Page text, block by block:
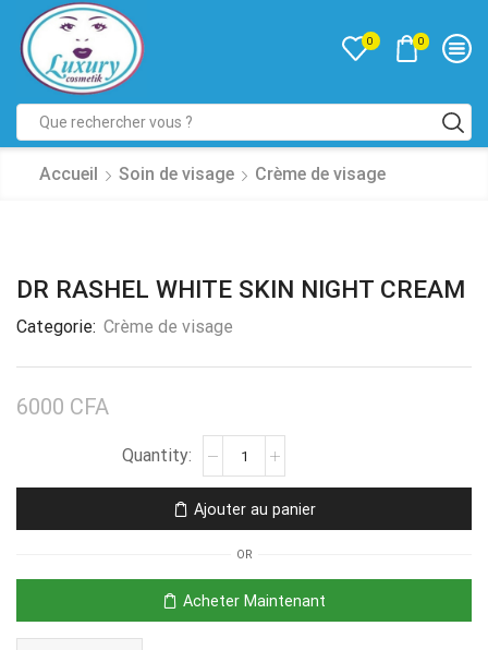
0 0
Accueil Soin de visage Crème de visage
DR RASHEL WHITE SKIN NIGHT CREAM
Categorie: Crème de visage
6000 CFA
Ajouter au panier
OR
Acheter Maintenant